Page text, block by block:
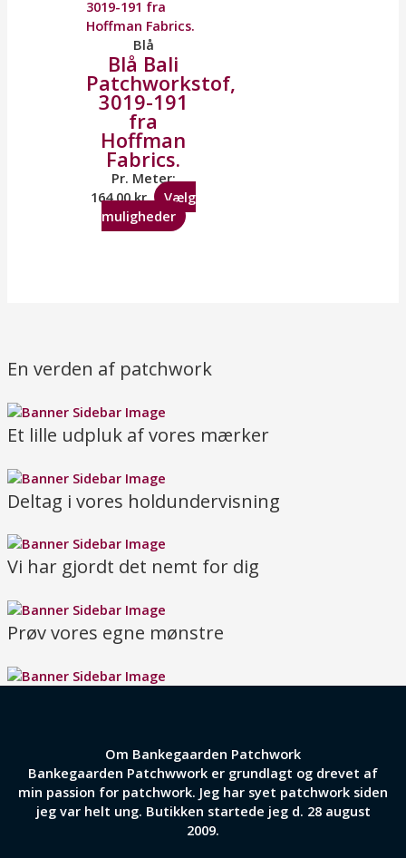
Blå
Blå Bali
Patchworkstof,
3019-191
fra
Hoffman
Fabrics.
Pr. Meter:
164,00kr.
Vælg
muligheder
En verden af patchwork
Et lille udpluk af vores mærker
Deltag i vores holdundervisning
Vi har gjordt det nemt for dig
Prøv vores egne mønstre
Om Bankegaarden Patchwork
Bankegaarden Patchwwork er grundlagt og drevet af
min passion for patchwork. Jeg har syet patchwork siden
jeg var helt ung. Butikken startede jeg d. 28 august
2009.